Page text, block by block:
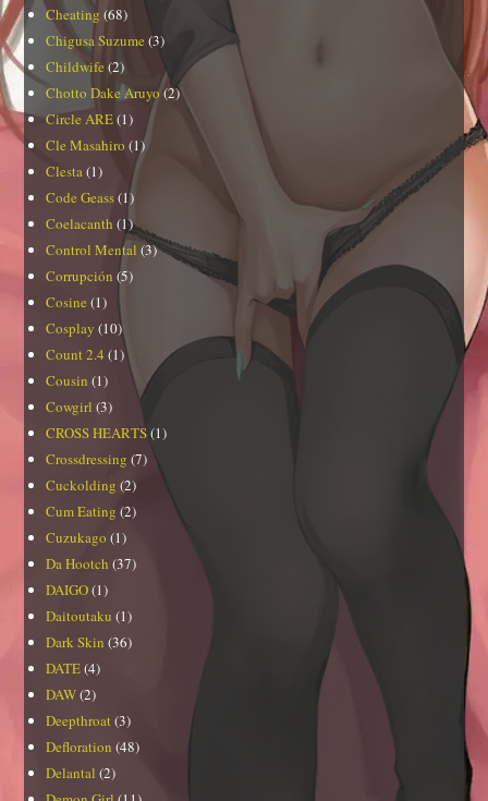
Cheating (68)
Chigusa Suzume (3)
Childwife (2)
Chotto Dake Aruyo(2)
Circle ARE(1)
Cle Masahiro (1)
Clesta (1)
Code Geass(1)
Coelacanth (1)
Control Mental (3)
Corrupción (5)
Cosine (1)
Cosplay (10)
Count 2.4 (1)
Cousin (1)
Cowgirl (3)
CROSS HEARTS(1)
Crossdressing (7)
Cuckolding (2)
Cum Eating (2)
Cuzukago (1)
Da Hootch (37)
DAIGO(1)
Daitoutaku (1)
Dark Skin (36)
DATE(4)
DAW(2)
Deepthroat (3)
Defloration (48)
Delantal (2)